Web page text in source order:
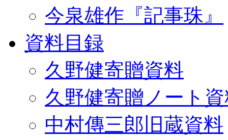
今泉雄作『記事珠』
資料目録
久野健寄贈資料
久野健寄贈ノート
中村傳三郎旧蔵資料